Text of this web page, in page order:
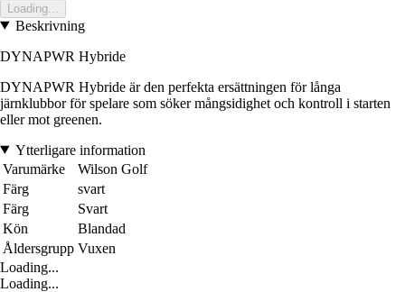
Loading...
Beskrivning
DYNAPWR Hybride
DYNAPWR Hybride är den perfekta ersättningen för långa
järnklubbor för spelare som söker mångsidighet och kontroll i starten
eller mot greenen.
Ytterligare information
Varumärke
Wilson Golf
Färg
svart
Färg
Svart
Kön
Blandad
Åldersgrupp Vuxen
Loading...
Loading...